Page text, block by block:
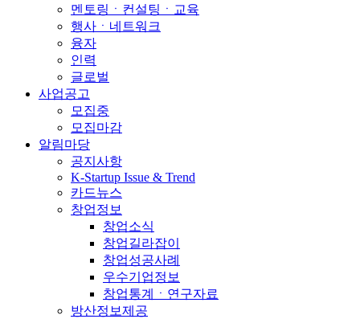
멘토링ㆍ컨설팅ㆍ교육
행사ㆍ네트워크
융자
인력
글로벌
사업공고
모집중
모집마감
알림마당
공지사항
K-Startup Issue & Trend
카드뉴스
창업정보
창업소식
창업길라잡이
창업성공사례
우수기업정보
창업통계ㆍ연구자료
방산정보제공